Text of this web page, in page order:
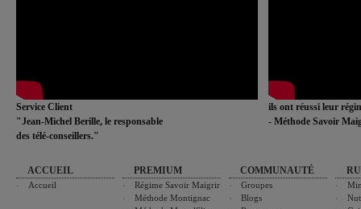
Service Client
"Jean-Michel Berille, le responsable
des télé-conseillers."
ils ont réussi leur
- Méthode Savoir
ACCUEIL
Accueil
PREMIUM
Régime Savoir Maigrir
Méthode Montignac
COMMUNAUTÉ
Groupes
Blogs